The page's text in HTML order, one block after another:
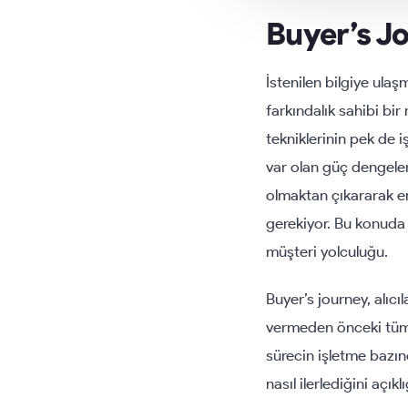
Buyer’s
İstenilen bilgiye
farkındalık sahibi bir
tekniklerinin pek de
var olan güç
olmaktan çıkararak
gerekiyor. Bu
müşteri yolculuğu.
Buyer’s journey,
vermeden önceki
sürecin işletme
nasıl ilerlediğini